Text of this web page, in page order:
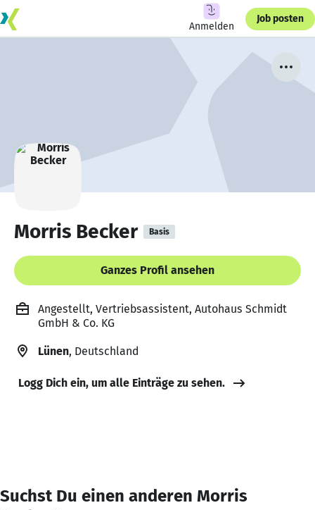
Anmelden
Job posten
Morris Becker Basis
Ganzes Profil ansehen
Angestellt, Vertriebsassistent, Autohaus Schmidt
GmbH & Co. KG
Lünen, Deutschland
Logg Dich ein, um alle Einträge zu sehen.
Suchst Du einen anderen Morris